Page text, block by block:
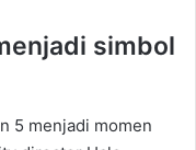
simbol
5 menjadi momen